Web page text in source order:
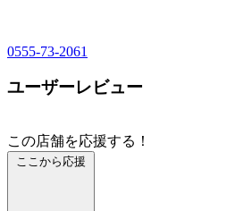
0555-73-2061
ユーザーレビュー
この店舗を応援する！
ここから応援